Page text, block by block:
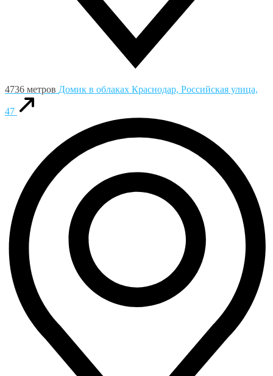
4736 метров Домик в облаках Краснодар, Российская улица,
47